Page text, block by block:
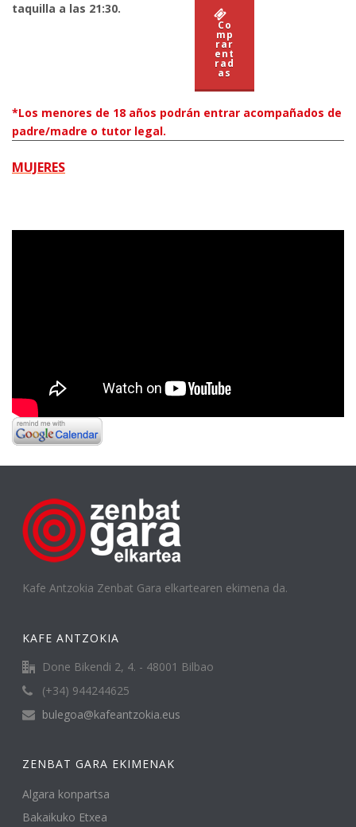
taquilla a las 21:30.
Co
mp
rar
ent
rad
as
*Los menores de 18 años podrán entrar acompañados de
padre/madre o tutor legal.
MUJERES
Kafe Antzokia Zenbat Gara elkartearen ekimena da.
KAFE ANTZOKIA
Done Bikendi 2, 4. - 48001 Bilbao
(+34) 944244625
bulegoa@kafeantzokia.eus
ZENBAT GARA EKIMENAK
Algara konpartsa
Bakaikuko Etxea